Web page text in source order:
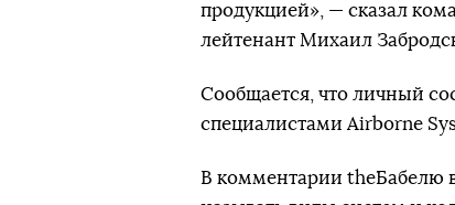
продукцией», — сказал
лейтенант Михаил
Сообщается, что личный
специалистами Airborne
В комментарии theБабелю